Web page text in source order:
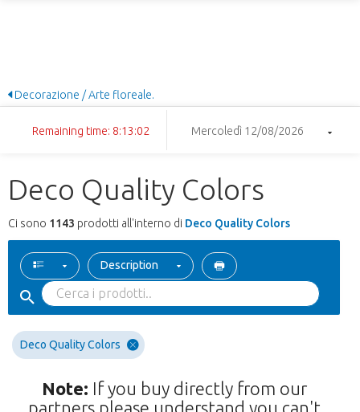
Decorazione / Arte floreale.
Remaining time: 8:13:01 Mercoledì 12/08/2026
Deco Quality Colors
Ci sono 1143 prodotti all'interno di Deco Quality Colors
Description
Deco Quality Colors
Note: If you buy directly from our
partners please understand you can't